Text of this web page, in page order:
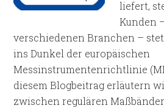
liefert,
Kunden
verschiedenen Branchen –
ins Dunkel der europäischen
Messinstrumentenrichtlinie
diesem Blogbeitrag erläutern
zwischen regulären